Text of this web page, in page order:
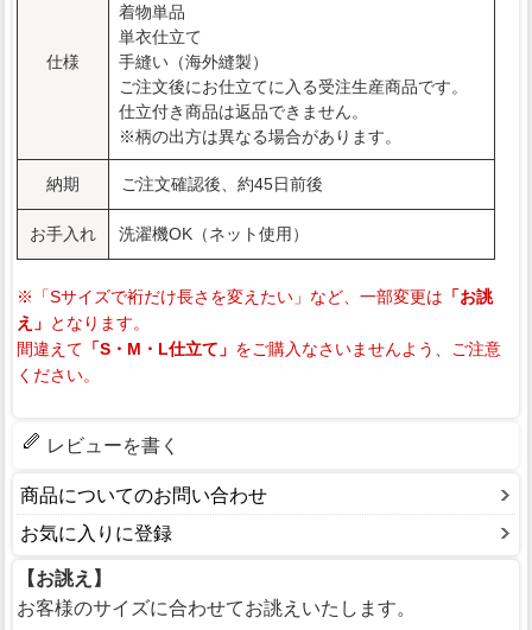
仕様
着物単品
単衣仕立て
手縫い（海外縫製）
ご注文後にお仕立てに入る受注生産商品です。
仕立付き商品は返品できません。
※柄の出方は異なる場合があります。
納期 ご注文確認後、約45日前後
お手入れ 洗濯機OK（ネット使用）
※「Sサイズで裄だけ長さを変えたい」など、一部変更は 「お誂
え」 となります。
間違えて 「S・M・L仕立て」 をご購入なさいませんよう、ご注意
ください。
レビューを書く
商品についてのお問い合わせ
お気に入りに登録
【お誂え】
お客様のサイズに合わせてお誂えいたします。